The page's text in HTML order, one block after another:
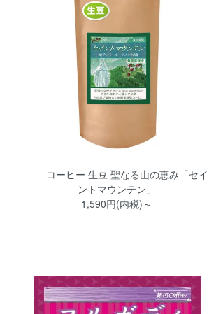
コーヒー 生豆 聖なる山の恵み「セイ
ントマウンテン」
1,590円(内税)～